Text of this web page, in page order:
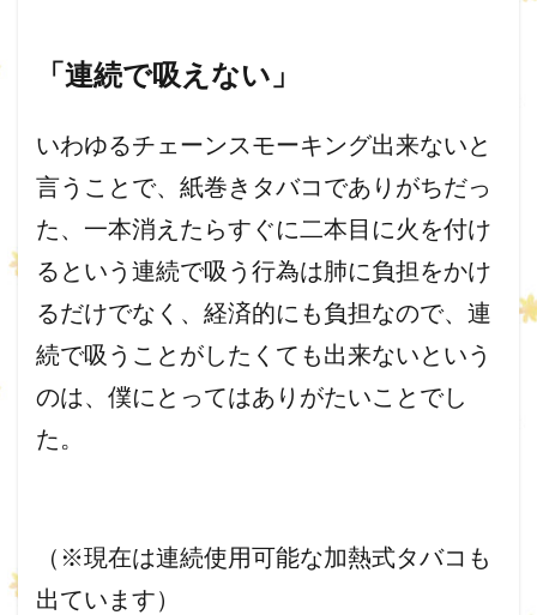
「連続で吸えない」
いわゆるチェーンスモーキング出来ないと
言うことで、 紙巻きタバコでありがちだっ
た、 一本消えたらすぐに二本目に火を付け
るという連続で吸う行為は肺に負担をかけ
るだけでなく、経済的にも負担なので、 連
続で吸うことがしたくても出来ないという
のは、 僕にとってはありがたいことでし
た。
（※現在は連続使用可能な加熱式タバコも
出ています）